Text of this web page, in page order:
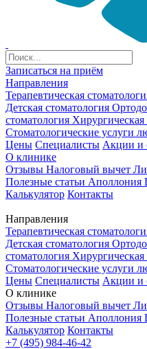
Записаться на приём
Направления
Терапевтическая
Детская стоматология
стоматология Хирургическая
Стоматологические услуги
Цены Специалисты Акции и
О клинике
Отзывы Налоговый вычет
Полезные статьи Аполлония
Калькулятор Контакты
Направления
Терапевтическая
Детская стоматология
стоматология Хирургическая
Стоматологические услуги
Цены Специалисты Акции и
О клинике
Отзывы Налоговый вычет
Полезные статьи Аполлония
Калькулятор Контакты
+7 (495) 984-46-42